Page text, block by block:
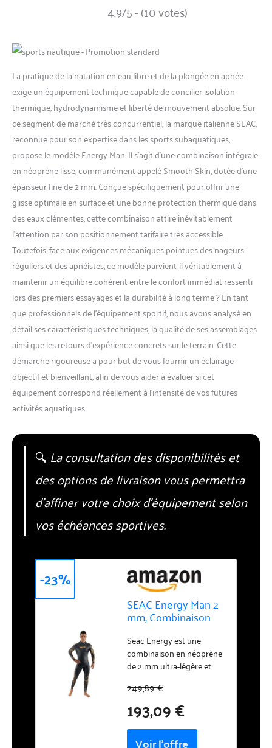
4.9/5 - (10 votes)
La pratique de la natation en eau libre et de la plongée en apnée
exige un équipement technique capable de concilier isolation
thermique, hydrodynamisme et liberté de mouvement absolue. Sur
ce segment de marché très concurrentiel, la marque italienne SEAC,
reconnue pour son expertise dans les sports subaquatiques,
propose le modèle Energy Man. Il s’agit d’une combinaison intégrale
en néoprène lisse, communément appelé Smooth Skin, dotée d’une
épaisseur fine de 2 mm. Conçue spécifiquement pour offrir une
glisse optimale en surface et une bonne protection thermique dans
des eaux clémentes, cette combinaison attire inévitablement
l’attention par son positionnement tarifaire très accessible.
Toutefois, face aux exigences mécaniques pointues des nageurs
réguliers et des apnéistes, ce modèle parvient-il véritablement à
maintenir un équilibre cohérent entre le confort immédiat ressenti
lors des premiers essayages et la durabilité à long terme ? En tant
que professionnels de l’équipement sportif, nous avons analysé en
détail ses caractéristiques techniques, la qualité de ses assemblages
ainsi que les retours d’expérience concrets sur le terrain. Cette
démarche rigoureuse a pour but de vous fournir un éclairage
objectif et bienveillant, afin de vous aider à évaluer si cet
équipement correspond réellement à l’intensité de vos futures
activités aquatiques.
🔍 La consultation des disponibilités et
des options de livraison vous permettra
d’affiner votre choix d’équipement selon
vos échéances sportives.
SEAC Energy Man 2
mm, Combinaison
Ultra-élastique en
néoprène Lisse
Smooth Skin de 2
mm d’épaisseur pour
la Natation et la
plongée en apnée
Seac Energy est une
combinaison en néoprène
de 2 mm ultra-légère et
pour tous les amateurs de
sport qui aiment la
plongée en apnée et la
nage en eau libre. La
combinaison de plongée
249,89 €
193,09 €
-23%